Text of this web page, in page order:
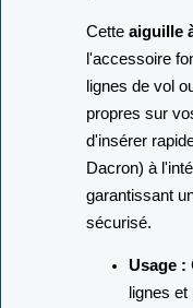
Cette aiguille
l'accessoire
lignes de vol
propres sur
d'insérer
Dacron) à
garantissant
sécurisé.
Usage :
lignes et